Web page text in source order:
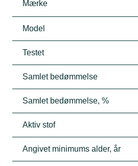
Mærke
Model
Testet
Samlet bedømmelse
Samlet bedømmelse, %
Aktiv stof
Angivet minimums alder, år